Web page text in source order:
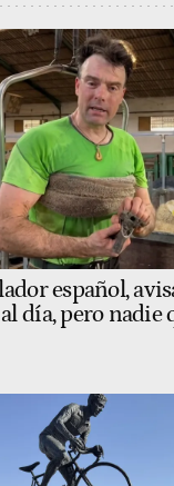
español,
día, pero nadie